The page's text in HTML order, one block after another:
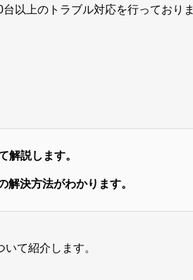
以上のトラブル対応を行っておりま
解説します。
決方法がわかります。
て紹介します。